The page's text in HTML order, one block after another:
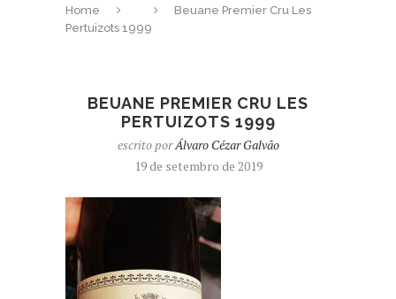
Home
Beuane Premier Cru Les
Pertuizots 1999
BEUANE PREMIER CRU LES
PERTUIZOTS 1999
escrito porÁlvaro Cézar Galvão
19 de setembro de 2019